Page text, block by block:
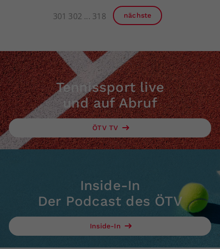
301 302 318 nächste
Tennissport live
und auf Abruf
ÖTV TV
Inside-In
Der Podcast des ÖTV
Inside-In